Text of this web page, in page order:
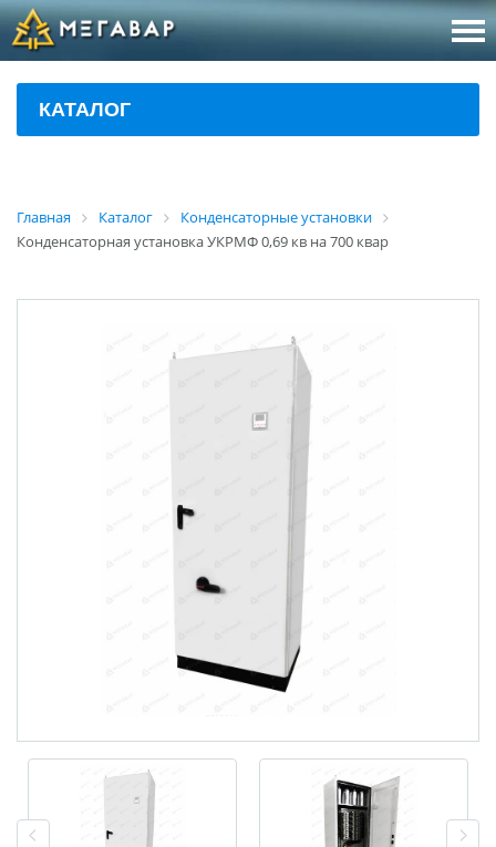
8
КАТАЛОГ
Главная Каталог
Конденсаторные установки
Конденсаторная установка УКРМФ 0,69 кв на 700 квар